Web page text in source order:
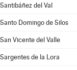
Santibáñez del Val
Santo Domingo de Silos
San Vicente del Valle
Sargentes de la Lora